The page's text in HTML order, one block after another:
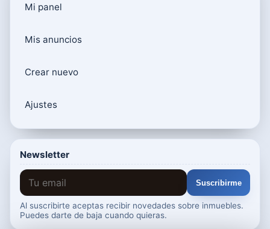
Mi panel
Mis anuncios
Crear nuevo
Ajustes
Newsletter
Suscribirme
Al suscribirte aceptas recibir novedades sobre inmuebles.
Puedes darte de baja cuando quieras.